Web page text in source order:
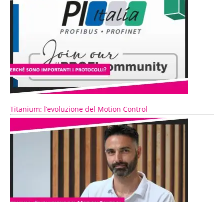
Titanium: l’evoluzione del Motion Control